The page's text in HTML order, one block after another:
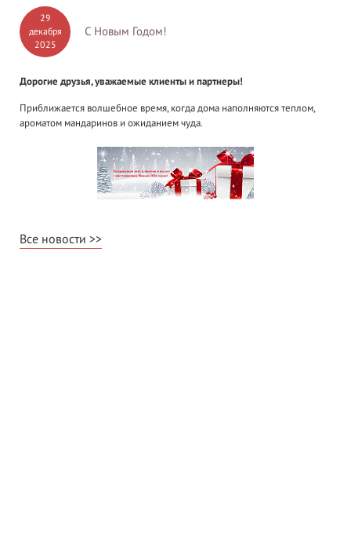
29
декабря
2025
С Новым Годом!
Дорогие друзья, уважаемые клиенты и партнеры!
Приближается волшебное время, когда дома наполняются теплом,
ароматом мандаринов и ожиданием чуда.
Все новости